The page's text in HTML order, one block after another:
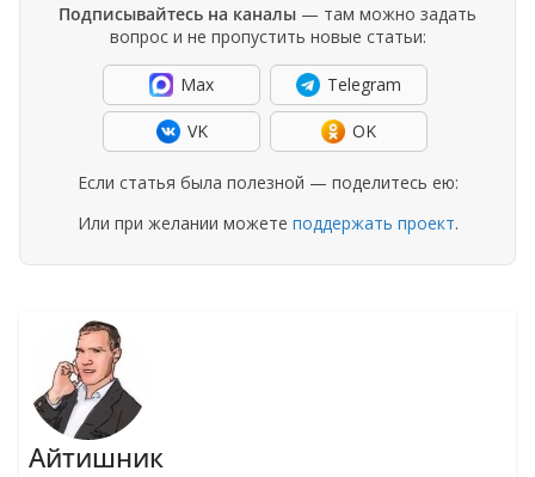
Подписывайтесь на каналы — там можно задать
вопрос и не пропустить новые статьи:
Max Telegram
VK OK
Если статья была полезной — поделитесь ею:
Или при желании можете поддержать проект.
Айтишник